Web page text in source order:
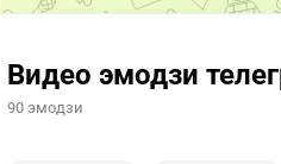
Видео эмодзи
90 эмодзи